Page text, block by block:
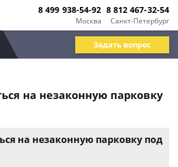
Москва
8 499 938-54-92
Санкт-Петербург
8 812 467-32-54
Задать вопрос
на незаконную парковку
на незаконную парковку под